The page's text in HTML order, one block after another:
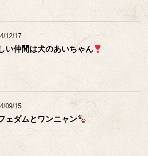
12/17
い仲間は犬のあいちゃん
09/15
ェダムとワンニャン